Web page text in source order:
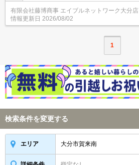
ら。
有限会社藤博商事 エイブルネットワーク大分店
情報更新日 2026/08/02
1
検索条件を変更する
エリア 大分市賀来南